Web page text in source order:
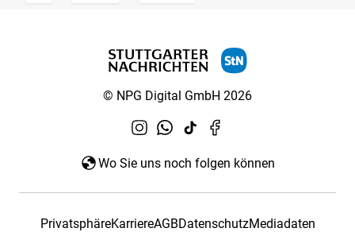
© NPG Digital GmbH 2026
Wo Sie uns noch folgen können
PrivatsphäreKarriereAGBDatenschutzMediadaten